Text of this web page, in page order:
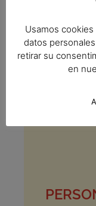
Clases
Clases
Cursos
*Cursos
Usamos
datos
retirar su
en